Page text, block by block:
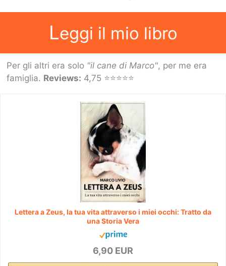
Leggi il mio libro
Per gli altri era solo "il cane di Marco", per me era
famiglia. Reviews: 4,75 ⭐⭐⭐⭐⭐
Lettera a Zeus, la tua vita attraverso i miei occhi: Tratto da
una Storia Vera
6,90 EUR